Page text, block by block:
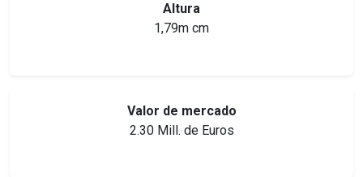
Altura
1,79m cm
Valor de mercado
2.30 Mill. de Euros